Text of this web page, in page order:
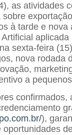
as atividades
à tarde e nova
aplicada
sexta-feira
nova rodada
a
confirmados,
),